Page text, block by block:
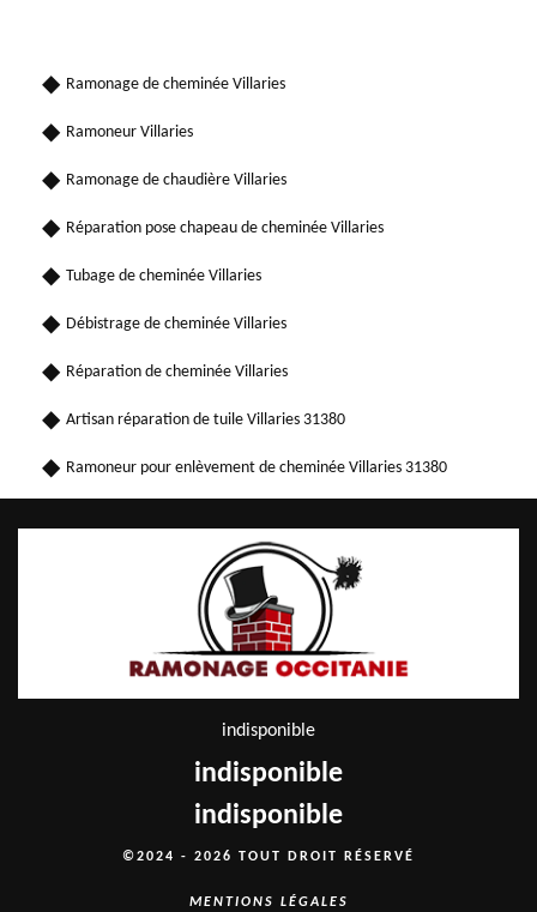
Ramonage de cheminée Villaries
Ramoneur Villaries
Ramonage de chaudière Villaries
Réparation pose chapeau de cheminée Villaries
Tubage de cheminée Villaries
Débistrage de cheminée Villaries
Réparation de cheminée Villaries
Artisan réparation de tuile Villaries 31380
Ramoneur pour enlèvement de cheminée Villaries 31380
indisponible
indisponible
indisponible
©2024 - 2026 TOUT DROIT RÉSERVÉ
MENTIONS LÉGALES